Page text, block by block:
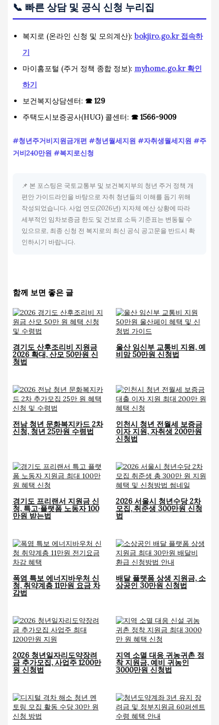
📞 빠른 상담 및 공식 신청 누리집
복지로 (온라인 신청 및 모의계산): bokjiro.go.kr 접속하
기
마이홈포털 (주거 정책 종합 정보): myhome.go.kr 확인
하기
보건복지상담센터: ☎ 129
주택도시보증공사(HUG) 콜센터: ☎ 1566-9009
#청년주거비지원금개편 #청년월세지원 #자취생월세지원 #주
거비240만원 #복지로신청
📌 본 포스팅은 국토교통부 및 보건복지부의 청년 주거 정책 개
편안 가이드라인을 바탕으로 자취 청년들의 이해를 돕기 위해
작성되었습니다. 사업 연도(2026년) 지자체 예산 상황에 따라
세부적인 임차보증금 한도 및 건보료 소득 기준표는 변동될 수
있으므로, 최종 신청 전 복지로의 최신 공식 공고문을 반드시 확
인하시기 바랍니다.
함께 보면 좋은 글
경기도 산후조리비 지원금
2026 확대, 산모 50만원 신
청법
울산 임신부 교통비 지원, 예
비맘 50만원 신청법
전남 청년 문화복지카드 2차
신청, 청년 25만원 수령법
인천시 청년 전월세 보증금
이자 지원, 자취생 200만원
신청법
경기도 프리랜서 지원금 신
청, 특고·플랫폼 노동자 100
만원 받는법
2026 서울시 청년수당 2차
모집, 취준생 300만원 신청
법
폭염 특보 에너지바우처 신
청, 취약계층 11만원 요금 차
감법
배달 플랫폼 상생 지원금, 소
상공인 30만원 신청법
2026 청년일자리도약장려
금 추가모집, 사업주 1200만
원 신청법
지역 소멸 대응 귀농귀촌 정
착 지원금, 예비 귀농인
3000만원 신청법